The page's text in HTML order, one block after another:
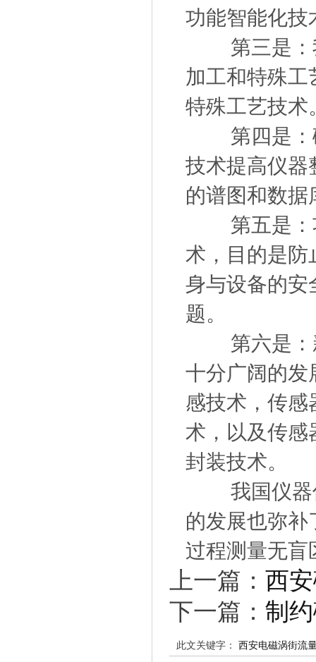
功能智能化技
第三是：我
加工和特殊
特殊工艺技术
第四是：磁
技术提高仪器
的谱图和数据
第五是：功
术，目的是防
身与设备的安
题。
第六是：新
十分广阔的发
感技术，传感
术，以及传感
封装技术。
我国仪器仪
的发展也弥
过程测量无盲
上一篇： 西
下一篇： 制
此文关键字： 西安电磁涡街流